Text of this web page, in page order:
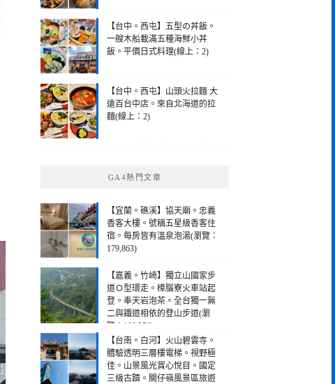
【台中。西屯】五型の丼飯。
一艘木船載滿五種海鮮小丼
飯。平價日式料理(線上：2)
【台中。西屯】山頭火拉麵 大
遠百台中店。來自北海道的拉
麵(線上：2)
GA4熱門文章
【宜蘭。礁溪】協天廟。忠義
香客大樓。號稱五星級香客住
宿。每房皆有溫泉泡湯(瀏覽：
179,863)
【嘉義。竹崎】獨立山國家步
道Ｏ型環走。樟腦寮火車站起
登。奉天岩泡茶。全台獨一無
二與鐵道相依的登山步道(瀏
覽：190,256)
【台南。白河】火山碧雲寺。
體驗透明三層樓電梯。視野極
佳。山景風光賞心悅目。國定
三級古蹟。關仔嶺風景區旅遊